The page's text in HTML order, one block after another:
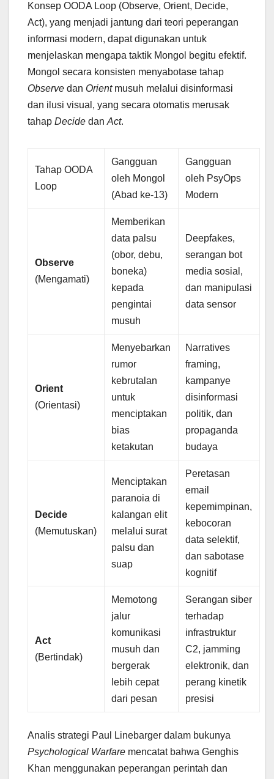
Konsep OODA Loop (Observe, Orient, Decide,
Act), yang menjadi jantung dari teori peperangan
informasi modern, dapat digunakan untuk
menjelaskan mengapa taktik Mongol begitu efektif.
Mongol secara konsisten menyabotase tahap
Observe dan Orientmusuh melalui disinformasi
dan ilusi visual, yang secara otomatis merusak
tahap Decide dan Act.
Tahap OODA
Loop
Gangguan
oleh Mongol
(Abad ke-13)
Gangguan
oleh PsyOps
Modern
Observe
(Mengamati)
Memberikan
data palsu
(obor, debu,
boneka)
kepada
pengintai
musuh
Deepfakes,
serangan bot
media sosial,
dan manipulasi
data sensor
Orient
(Orientasi)
Menyebarkan
rumor
kebrutalan
untuk
menciptakan
bias
ketakutan
Narratives
framing,
kampanye
disinformasi
politik, dan
propaganda
budaya
Decide
(Memutuskan)
Menciptakan
paranoia di
kalangan elit
melalui surat
palsu dan
suap
Peretasan
email
kepemimpinan,
kebocoran
data selektif,
dan sabotase
kognitif
Act
(Bertindak)
Memotong
jalur
komunikasi
musuh dan
bergerak
lebih cepat
dari pesan
Serangan siber
terhadap
infrastruktur
C2, jamming
elektronik, dan
perang kinetik
presisi
Analis strategi Paul Linebarger dalam bukunya
Psychological Warfare mencatat bahwa Genghis
Khan menggunakan peperangan perintah dan